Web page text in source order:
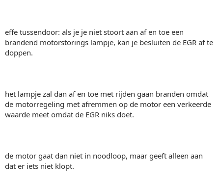
effe tussendoor: als je je niet stoort aan af en toe een
brandend motorstorings lampje, kan je besluiten de EGR af te
doppen.
het lampje zal dan af en toe met rijden gaan branden omdat
de motorregeling met afremmen op de motor een verkeerde
waarde meet omdat de EGR niks doet.
de motor gaat dan niet in noodloop, maar geeft alleen aan
dat er iets niet klopt.